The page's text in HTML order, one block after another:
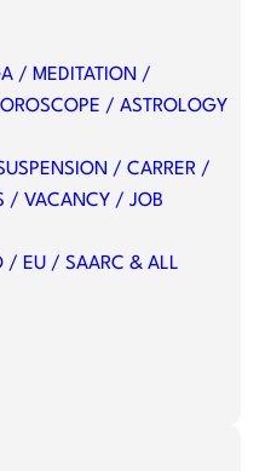
/ MEDITATION /
/ ASTROLOGY
/ CARRER /
/ VACANCY / JOB
/ EU / SAARC & ALL